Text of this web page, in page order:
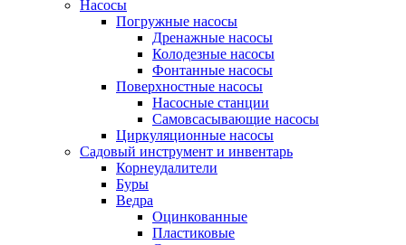
Насосы
Погружные насосы
Дренажные насосы
Колодезные насосы
Фонтанные насосы
Поверхностные насосы
Насосные станции
Самовсасывающие насосы
Циркуляционные насосы
Садовый инструмент и инвентарь
Корнеудалители
Буры
Ведра
Оцинкованные
Пластиковые